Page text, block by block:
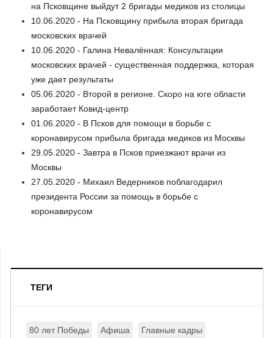
на Псковщине выйдут 2 бригады медиков из столицы
10.06.2020 - На Псковщину прибыла вторая бригада
московских врачей
10.06.2020 - Галина Невалённая: Консультации
московских врачей - существенная поддержка, которая
уже дает результаты
05.06.2020 - Второй в регионе. Скоро на юге области
заработает Ковид-центр
01.06.2020 - В Псков для помощи в борьбе с
коронавирусом прибыла бригада медиков из Москвы
29.05.2020 - Завтра в Псков приезжают врачи из
Москвы
27.05.2020 - Михаил Ведерников поблагодарил
президента России за помощь в борьбе с
коронавирусом
ТЕГИ
80 лет Победы Афиша Главные кадры